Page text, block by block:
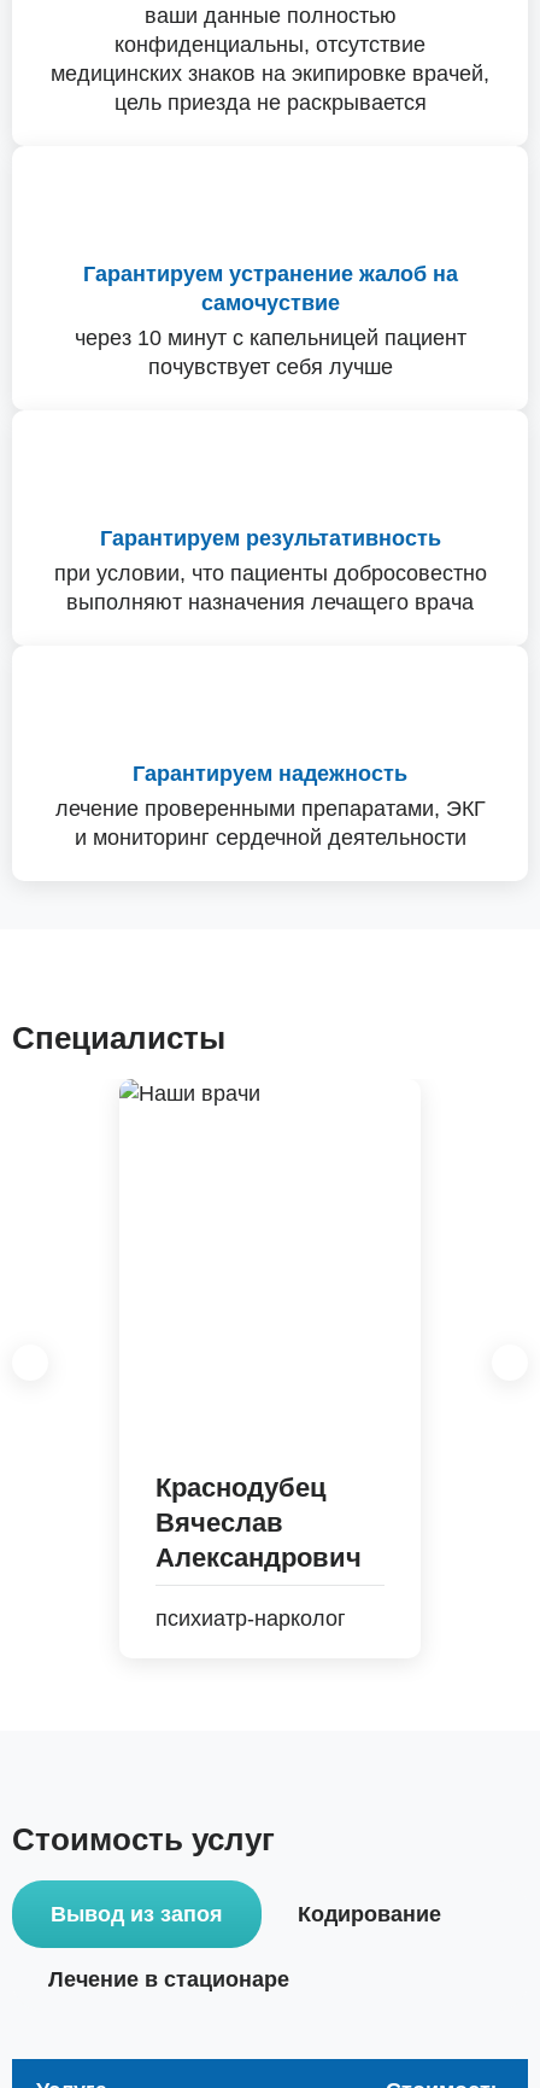
ваши данные полностью
конфиденциальны, отсутствие
медицинских знаков на экипировке врачей,
цель приезда не раскрывается
Гарантируем устранение жалоб на
самочуствие
через 10 минут с капельницей пациент
почувствует себя лучше
Гарантируем результативность
при условии, что пациенты добросовестно
выполняют назначения лечащего врача
Гарантируем надежность
лечение проверенными препаратами, ЭКГ
и мониторинг сердечной деятельности
Специалисты
Краснодубец
Вячеслав
Александрович
психиатр-нарколог
Стоимость услуг
Вывод из запоя Кодирование
Лечение в стационаре